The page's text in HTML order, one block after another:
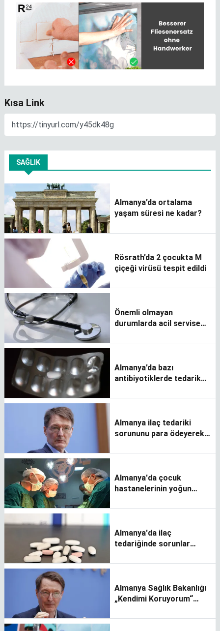
Kısa Link
SAĞLIK
Almanya’da ortalama
yaşam süresi ne kadar?
Rösrath’da 2 çocukta M
çiçeği virüsü tespit edildi
Önemli olmayan
durumlarda acil servise
katkı payı önerisi
Almanya’da bazı
antibiyotiklerde tedarik
Almanya ilaç tedariki
sorununu para ödeyerek
Almanya'da çocuk
hastanelerinin yoğun
Almanya'da ilaç
tedariğinde sorunlar
Almanya Sağlık Bakanlığı
„Kendimi Koruyorum“